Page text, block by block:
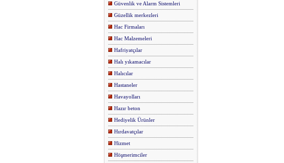
Güvenlik ve Alarm Sistemleri
Güzellik merkezleri
Hac Firmaları
Hac Malzemeleri
Hafriyatçılar
Halı yıkamacılar
Halıcılar
Hastaneler
Havayolları
Hazır beton
Hediyelik Ürünler
Hırdavatçılar
Hizmet
Höşmerimciler